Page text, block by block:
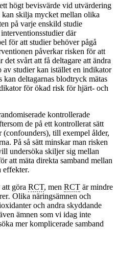
högt bevisvärde vid utvärdering
kan skilja mycket mellan olika
på varje enskild studie
där
för att studier behöver pågå
påverkar risken för att
svårt att få deltagare att ändra
av studier kan istället en indikator
kan deltagarnas blodtryck mätas
för ökad risk för hjärt- och
kontrollerade
de på ett kontrollerat sätt
(confounders), till exempel ålder,
På så sätt minskar man risken
undersöka skiljer sig mellan
att mäta direkta samband mellan
effekter.
göra RCT, men RCT är mindre
. Olika näringsämnen och
och andra skyddande
ämnen som vi idag inte
mer komplicerade samband